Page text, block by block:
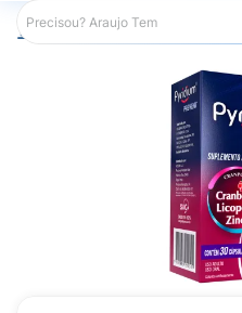
Araujo Medicamentos